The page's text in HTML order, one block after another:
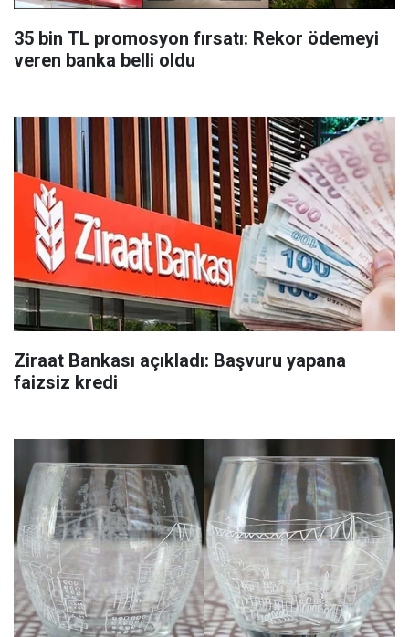
35 bin TL promosyon fırsatı: Rekor ödemeyi
veren banka belli oldu
Ziraat Bankası açıkladı: Başvuru yapana
faizsiz kredi